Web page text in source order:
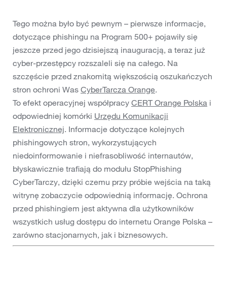
Tego można było być pewnym – pierwsze informacje,
dotyczące phishingu na Program 500+ pojawiły się
jeszcze przed jego dzisiejszą inauguracją, a teraz już
cyber-przestępcy rozszaleli się na całego. Na
szczęście przed znakomitą większością oszukańczych
stron ochroni Was CyberTarcza Orange.
To efekt operacyjnej współpracy CERT Orange Polska i
odpowiedniej komórki Urzędu Komunikacji
Elektronicznej. Informacje dotyczące kolejnych
phishingowych stron, wykorzystujących
niedoinformowanie i niefrasobliwość internautów,
błyskawicznie trafiają do modułu StopPhishing
CyberTarczy, dzięki czemu przy próbie wejścia na taką
witrynę zobaczycie odpowiednią informację. Ochrona
przed phishingiem jest aktywna dla użytkowników
wszystkich usług dostępu do internetu Orange Polska –
zarówno stacjonarnych, jak i biznesowych.